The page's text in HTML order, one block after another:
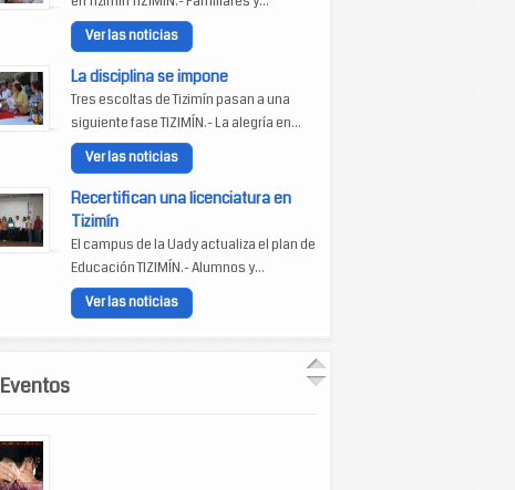
Ver las noticias
La disciplina se impone
Tres escoltas de Tizimín pasan a una
siguiente fase TIZIMÍN.- La alegría en...
Ver las noticias
Recertifican una licenciatura en
Tizimín
El campus de la Uady actualiza el plan de
Educación TIZIMÍN.- Alumnos y...
Ver las noticias
Eventos